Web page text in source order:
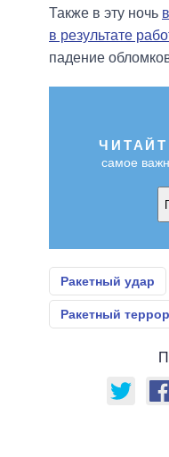
Также в эту ночь
в результате
падение
самое
Ракетный удар
Ракетный